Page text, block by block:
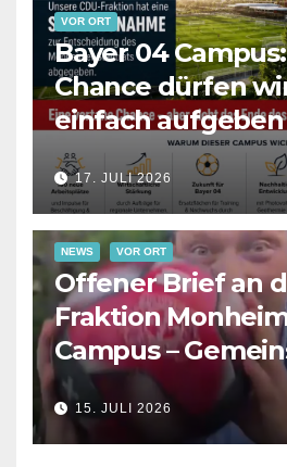
VOR ORT
Bayer 04
Chance dürfen
einfach aufgeben
17. JULI 2026
NEWS VOR ORT
Offener Brief an
Fraktion
Campus –
Verantwortung für
Zukunft
15. JULI 2026